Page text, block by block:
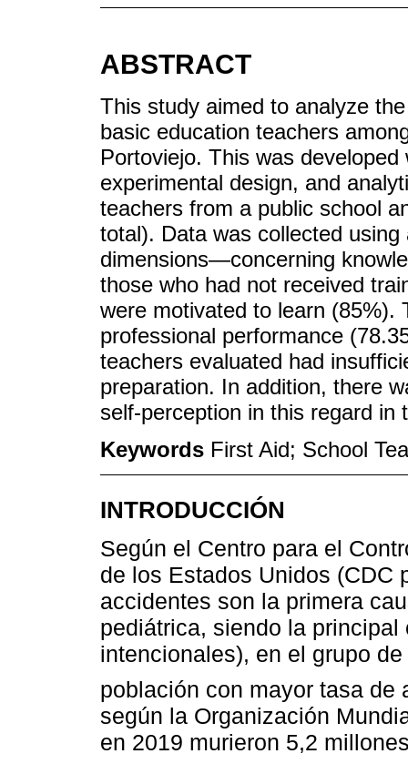
ABSTRACT
This study aimed to analyze
basic education teachers
Portoviejo. This was
experimental design, and
teachers from a public school
total). Data was collected
dimensions—concerning
those who had not received
were motivated to learn (85%).
professional performance
teachers evaluated had
preparation. In addition, there
self-perception in this regard in
Keywords First Aid; School
INTRODUCCIÓN
Según el Centro para el
de los Estados Unidos (CDC
accidentes son la primera
pediátrica, siendo la
intencionales), en el grupo
población con mayor tasa de
según la Organización
en 2019 murieron 5,2